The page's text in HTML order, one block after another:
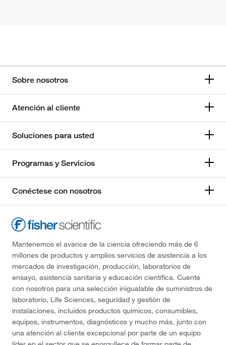
Sobre nosotros
Atención al cliente
Soluciones para usted
Programas y Servicios
Conéctese con nosotros
Mantenemos el avance de la ciencia ofreciendo más de 6
millones de productos y amplios servicios de asistencia a los
mercados de investigación, producción, laboratorios de
ensayo, asistencia sanitaria y educación científica. Cuente
con nosotros para una selección inigualable de suministros de
laboratorio, Life Sciences, seguridad y gestión de
instalaciones, incluidos productos químicos, consumibles,
equipos, instrumentos, diagnósticos y mucho más, junto con
una atención al cliente excepcional por parte de un equipo